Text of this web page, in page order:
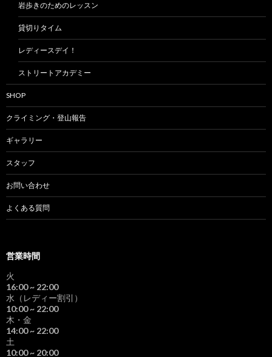
岩歩きのためのレッスン
貸切りタイム
レディースデイ！
ストリートアカデミー
SHOP
クライミング・登山報告
ギャラリー
スタッフ
お問い合わせ
よくある質問
営業時間
火
16:00~ 22:00
水（レディー割引）
10:00~ 22:00
木・金
14:00~ 22:00
土
10:00~ 20:00